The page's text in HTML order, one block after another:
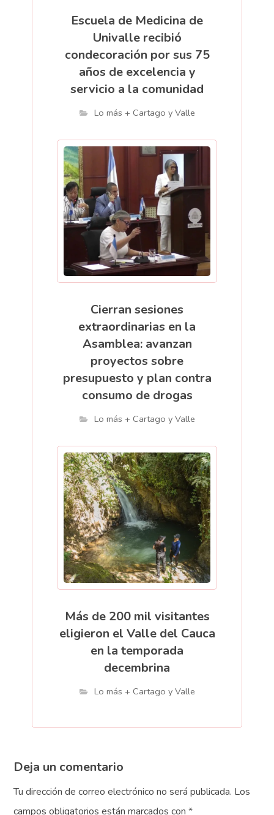
Escuela de Medicina de
Univalle recibió
condecoración por sus 75
años de excelencia y
servicio a la comunidad
Lo más + Cartago y Valle
Cierran sesiones
extraordinarias en la
Asamblea: avanzan
proyectos sobre
presupuesto y plan contra
consumo de drogas
Lo más + Cartago y Valle
Más de 200 mil visitantes
eligieron el Valle del Cauca
en la temporada
decembrina
Lo más + Cartago y Valle
Deja un comentario
Tu dirección de correo electrónico no será publicada. Los
campos obligatorios están marcados con*